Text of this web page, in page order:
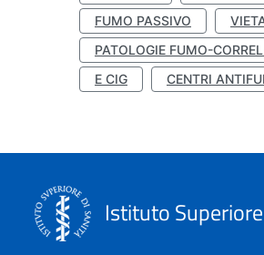
FUMO PASSIVO
PATOLOGIE FUMO-
E CIG
CENTRI
Istituto